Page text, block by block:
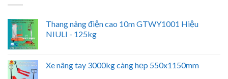
Thang nâng điện cao 10m GTWY1001 Hiệu
NIULI - 125kg
Xe nâng tay 3000kg càng hẹp 550x1150mm